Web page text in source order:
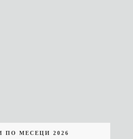
ПО МЕСЕЦИ 2026